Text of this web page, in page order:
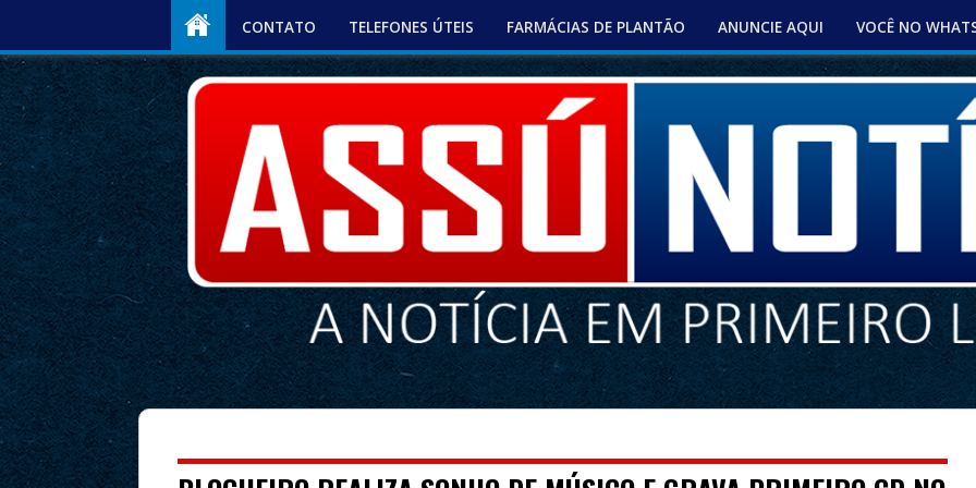
CONTATO TELEFONES ÚTEIS FARMÁCIAS DE PLANTÃO ANUNCIE AQUI VOCÊ NO